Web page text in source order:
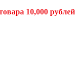
10,000 рублей